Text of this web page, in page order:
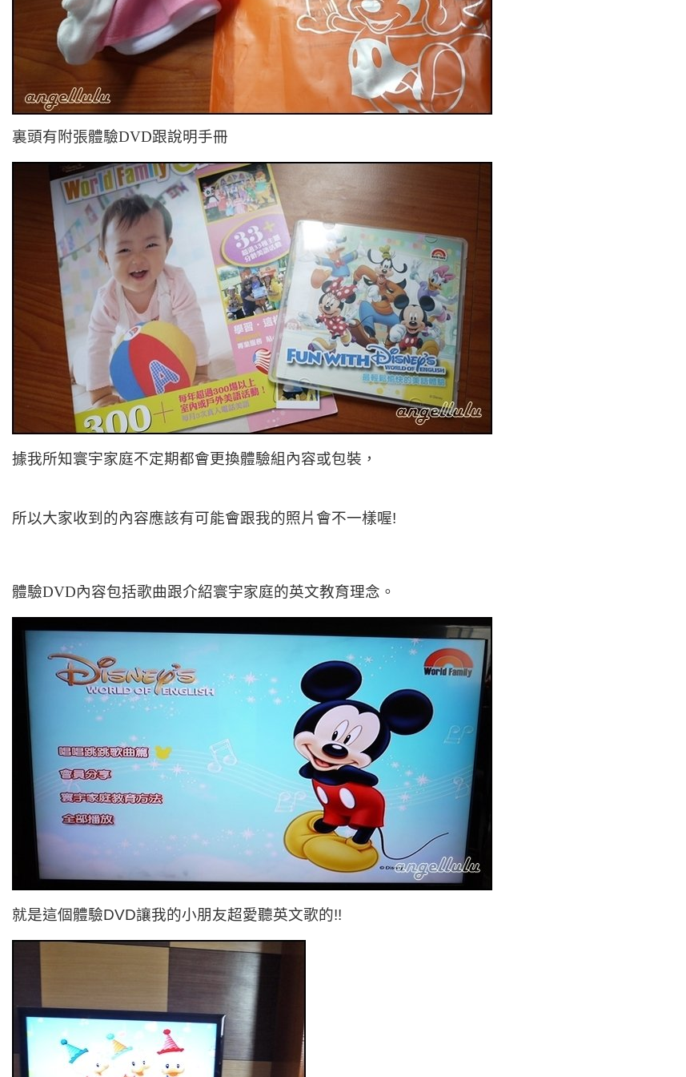
裏頭有附張體驗DVD跟說明手冊
據我所知寰宇家庭不定期都會更換體驗組內容或包裝，
所以大家收到的內容應該有可能會跟我的照片會不一樣喔!
體驗DVD內容包括歌曲跟介紹寰宇家庭的英文教育理念。
就是這個體驗DVD讓我的小朋友超愛聽英文歌的!!